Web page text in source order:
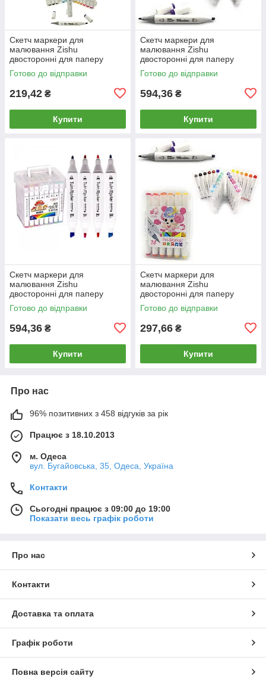
Скетч маркери для
малювання Zishu
двосторонні для паперу
набір 18 шт Mouse ZS-218-18
у пластиковому футлярі
Готово до відправки
219,42 ₴
Купити
Скетч маркери для
малювання Zishu
двосторонні для паперу
набір 48 шт Mouse ZS-218-48
у пластиковому футлярі
Готово до відправки
594,36 ₴
Купити
Скетч маркери для
малювання Zishu
двосторонні для паперу
набір 48 шт Mouse ZS-222-48
у пластиковому футлярі
Готово до відправки
594,36 ₴
Купити
Скетч маркери для
малювання Zishu
двосторонні для паперу
набір 24 шт Mouse ZS-218-24
у пластиковому футлярі
Готово до відправки
297,66 ₴
Купити
Про нас
96% позитивних з 458 відгуків за рік
Працює з 18.10.2013
м. Одеса
вул. Бугайовська, 35, Одеса, Україна
Контакти
Сьогодні працює з 09:00 до 19:00
Показати весь графік роботи
Про нас
Контакти
Доставка та оплата
Графік роботи
Повна версія сайту